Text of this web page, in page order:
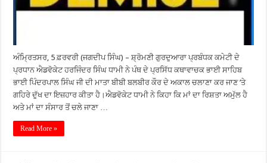
ਅੰਮ੍ਰਿਤਸਰ, 5 ਫ਼ਰਵਰੀ (ਜਗਦੀਪ ਸਿੰਘ) – ਸ਼੍ਰੋਮਣੀ ਗੁਰਦੁਆਰਾ ਪ੍ਰਬੰਧਕ ਕਮੇਟੀ ਦੇ
ਪ੍ਰਧਾਨ ਐਡਵੋਕੇਟ ਹਰਜਿੰਦਰ ਸਿੰਘ ਧਾਮੀ ਨੇ ਪੰਥ ਦੇ ਪ੍ਰਸਿੱਧ ਕਥਾਵਾਚਕ ਭਾਈ ਸਾਹਿਬ
ਭਾਈ ਪਿੰਦਰਪਾਲ ਸਿੰਘ ਜੀ ਦੀ ਮਾਤਾ ਬੀਬੀ ਬਲਬੀਰ ਕੌਰ ਦੇ ਅਕਾਲ ਚਲਾਣਾ ਕਰ ਜਾਣ ’ਤੇ
ਗਹਿਰੇ ਦੁੱਖ ਦਾ ਇਜ਼ਹਾਰ ਕੀਤਾ ਹੈ।ਐਡਵੋਕੇਟ ਧਾਮੀ ਨੇ ਕਿਹਾ ਕਿ ਮਾਂ ਦਾ ਰਿਸ਼ਤਾ ਅਮੁੱਲ ਹੈ
ਅਤੇ ਮਾਂ ਦਾ ਸੰਸਾਰ ਤੋਂ ਚਲੇ ਜਾਣਾ …
Read More »